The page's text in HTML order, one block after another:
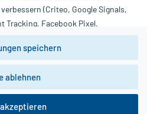
und Bewertungen
(Criteo, Google Signals,
Tracking, Facebook Pixel,
dass die
Anforderungen gem. EU-
ein Datentransfer in Drittstaaten bzw.
werden, kann nicht geprüft und
speichern
ablehnen